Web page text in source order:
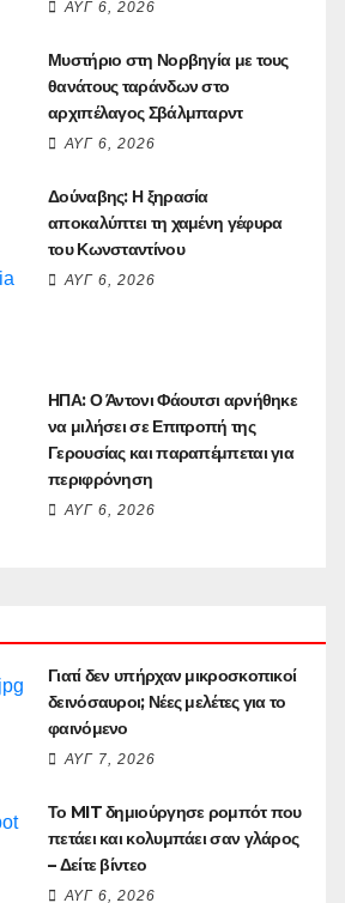
ΑΥΓ 6, 2026
Μυστήριο στη Νορβηγία με τους
θανάτους ταράνδων στο
αρχιπέλαγος Σβάλμπαρντ
ΑΥΓ 6, 2026
Δούναβης: Η ξηρασία
αποκαλύπτει τη χαμένη γέφυρα
του Κωνσταντίνου
ΑΥΓ 6, 2026
ΗΠΑ: Ο Άντονι Φάουτσι αρνήθηκε
να μιλήσει σε Επιτροπή της
Γερουσίας και παραπέμπεται για
περιφρόνηση
ΑΥΓ 6, 2026
Γιατί δεν υπήρχαν μικροσκοπικοί
δεινόσαυροι; Νέες μελέτες για το
φαινόμενο
ΑΥΓ 7, 2026
Το MIT δημιούργησε ρομπότ που
πετάει και κολυμπάει σαν γλάρος
– Δείτε βίντεο
ΑΥΓ 6, 2026